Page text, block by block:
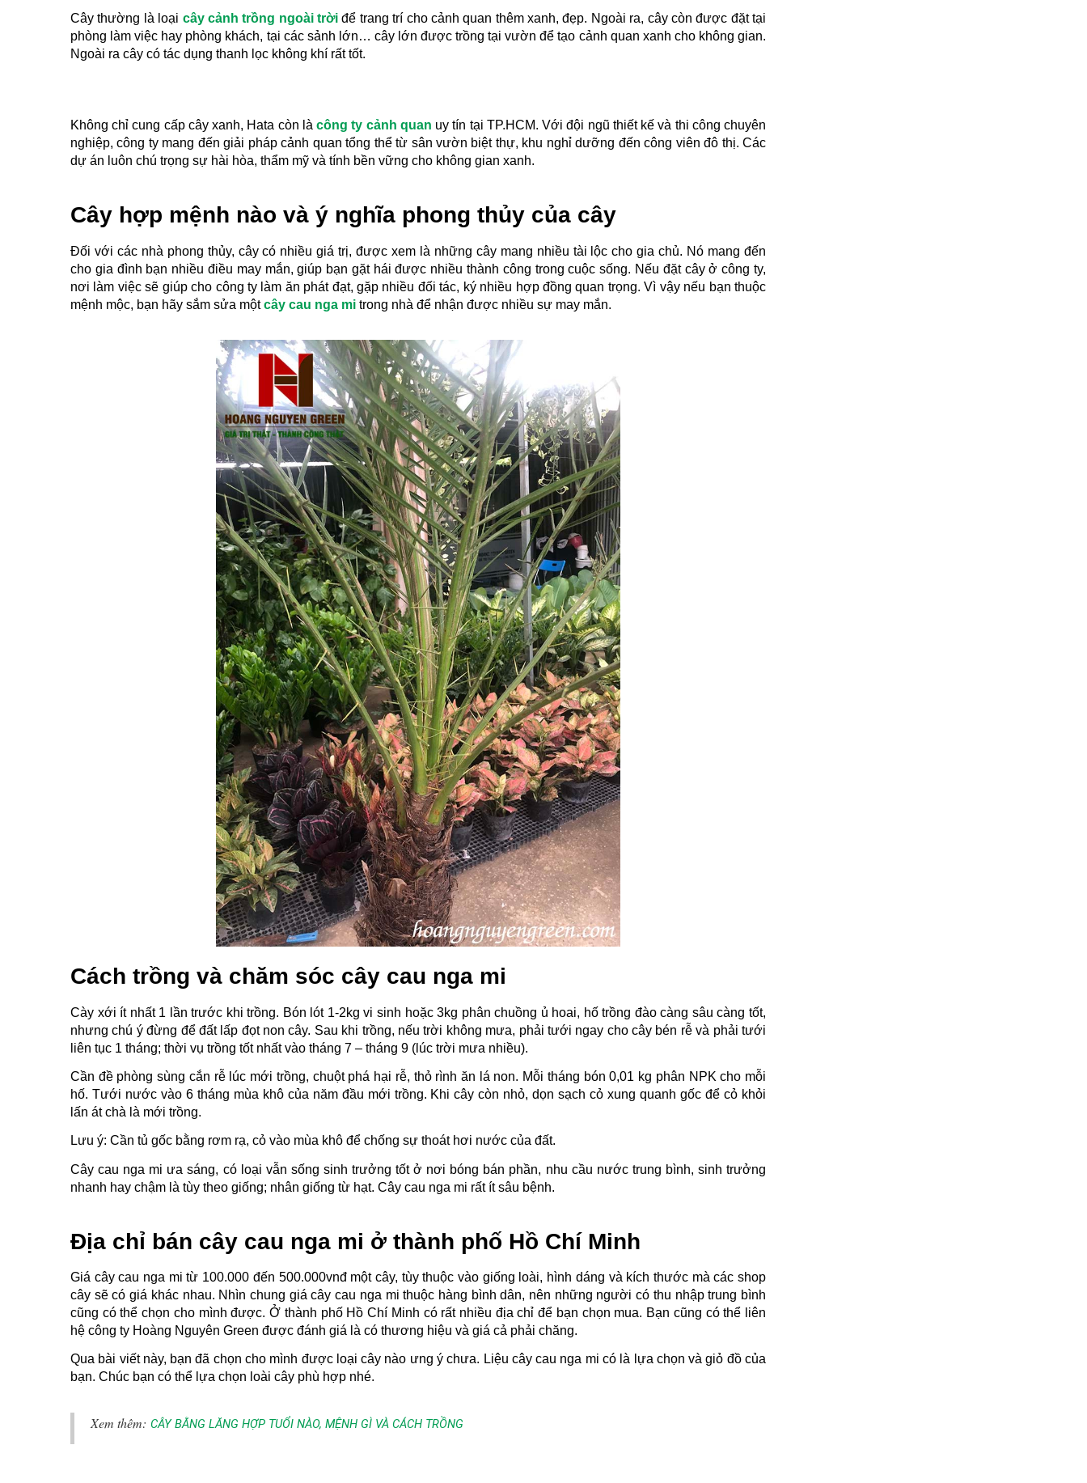
Cây thường là loại cây cảnh trồng ngoài trời để trang trí cho cảnh quan thêm xanh, đẹp. Ngoài ra, cây còn được đặt tại
phòng làm việc hay phòng khách, tại các sảnh lớn… cây lớn được trồng tại vườn để tạo cảnh quan xanh cho không gian.
Ngoài ra cây có tác dụng thanh lọc không khí rất tốt.
Không chỉ cung cấp cây xanh, Hata còn là công ty cảnh quan uy tín tại TP.HCM. Với đội ngũ thiết kế và thi công chuyên
nghiệp, công ty mang đến giải pháp cảnh quan tổng thể từ sân vườn biệt thự, khu nghỉ dưỡng đến công viên đô thị. Các
dự án luôn chú trọng sự hài hòa, thẩm mỹ và tính bền vững cho không gian xanh.
Cây hợp mệnh nào và ý nghĩa phong thủy của cây
Đối với các nhà phong thủy, cây có nhiều giá trị, được xem là những cây mang nhiều tài lộc cho gia chủ. Nó mang đến
cho gia đình bạn nhiều điều may mắn, giúp bạn gặt hái được nhiều thành công trong cuộc sống. Nếu đặt cây ở công ty,
nơi làm việc sẽ giúp cho công ty làm ăn phát đạt, gặp nhiều đối tác, ký nhiều hợp đồng quan trọng. Vì vậy nếu bạn thuộc
mệnh mộc, bạn hãy sắm sửa một cây cau nga mi trong nhà để nhận được nhiều sự may mắn.
Cách trồng và chăm sóc cây cau nga mi
Cày xới ít nhất 1 lần trước khi trồng. Bón lót 1-2kg vi sinh hoặc 3kg phân chuồng ủ hoai, hố trồng đào càng sâu càng tốt,
nhưng chú ý đừng để đất lấp đọt non cây. Sau khi trồng, nếu trời không mưa, phải tưới ngay cho cây bén rễ và phải tưới
liên tục 1 tháng; thời vụ trồng tốt nhất vào tháng 7 – tháng 9 (lúc trời mưa nhiều).
Cần đề phòng sùng cắn rễ lúc mới trồng, chuột phá hại rễ, thỏ rình ăn lá non. Mỗi tháng bón 0,01 kg phân NPK cho mỗi
hố. Tưới nước vào 6 tháng mùa khô của năm đầu mới trồng. Khi cây còn nhỏ, dọn sạch cỏ xung quanh gốc để cỏ khỏi
lấn át chà là mới trồng.
Lưu ý: Cần tủ gốc bằng rơm rạ, cỏ vào mùa khô để chống sự thoát hơi nước của đất.
Cây cau nga mi ưa sáng, có loại vẫn sống sinh trưởng tốt ở nơi bóng bán phần, nhu cầu nước trung bình, sinh trưởng
nhanh hay chậm là tùy theo giống; nhân giống từ hạt. Cây cau nga mi rất ít sâu bệnh.
Địa chỉ bán cây cau nga mi ở thành phố Hồ Chí Minh
Giá cây cau nga mi từ 100.000 đến 500.000vnđ một cây, tùy thuộc vào giống loài, hình dáng và kích thước mà các shop
cây sẽ có giá khác nhau. Nhìn chung giá cây cau nga mi thuộc hàng bình dân, nên những người có thu nhập trung bình
cũng có thể chọn cho mình được. Ở thành phố Hồ Chí Minh có rất nhiều địa chỉ để bạn chọn mua. Bạn cũng có thể liên
hệ công ty Hoàng Nguyên Green được đánh giá là có thương hiệu và giá cả phải chăng.
Qua bài viết này, bạn đã chọn cho mình được loại cây nào ưng ý chưa. Liệu cây cau nga mi có là lựa chọn và giỏ đồ của
bạn. Chúc bạn có thể lựa chọn loài cây phù hợp nhé.
Xem thêm: CÂY BẰNG LĂNG HỢP TUỔI NÀO, MỆNH GÌ VÀ CÁCH TRỒNG